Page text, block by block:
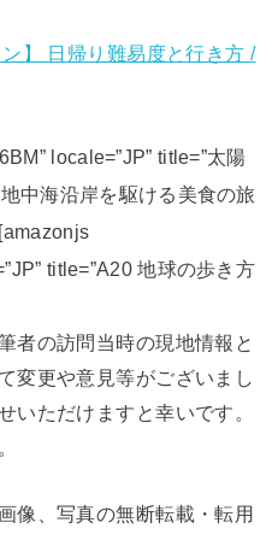
】 日帰り難易度と行き方 /
locale=”JP” title=”太陽
中海沿岸を駆ける美食の旅
title=”A20 地球の歩き方
者の訪問当時の現地情報と
変更や意見等がございまし
いただけますと幸いです。
像、写真の無断転載・転用